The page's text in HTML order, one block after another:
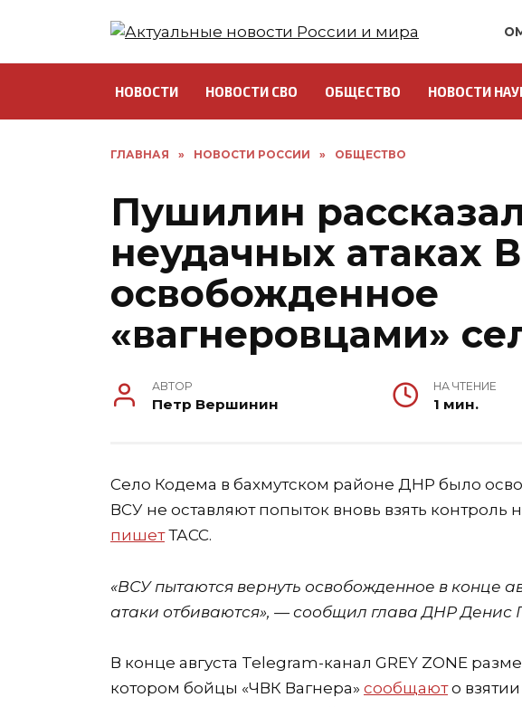
НОВОСТИ НОВОСТИ СВО ОБЩЕСТВО НОВОСТИ
ГЛАВНАЯ » НОВОСТИ РОССИИ » ОБЩЕСТВО
Пушилин
неудачных атаках
освобожденное
«вагнеровцами»
АВТОР
Петр Вершинин
НА ЧТЕНИЕ
1 мин.
Село Кодема в бахмутском районе ДНР было
ВСУ не оставляют попыток вновь взять
пишетТАСС.
«ВСУ пытаются вернуть освобожденное в конце
атаки отбиваются», — сообщил глава ДНР Денис
В конце августа Telegram-канал GREY ZONE
котором бойцы «ЧВК Вагнера» сообщаюто